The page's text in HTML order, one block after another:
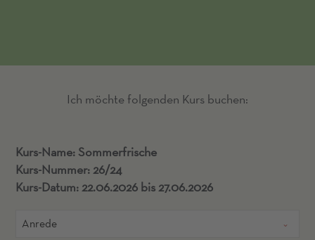
Ich möchte folgenden Kurs buchen:
Kurs-Name: Sommerfrische
Kurs-Nummer: 26/24
Kurs-Datum: 22.06.2026 bis 27.06.2026
Anrede